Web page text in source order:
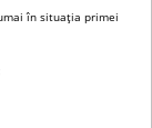
în situaţia primei